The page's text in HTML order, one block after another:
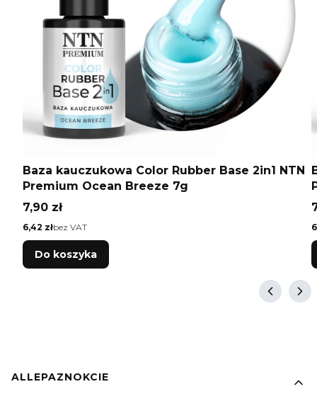
Baza kauczukowa Color Rubber Base 2in1 NTN
Premium Ocean Breeze 7g
Cena
7,90 zł
Cena
6,42 złbez VAT
Do koszyka
Linki w stopce
ALLEPAZNOKCIE